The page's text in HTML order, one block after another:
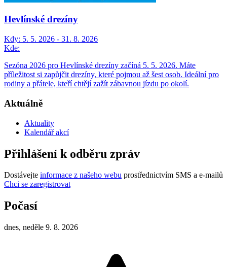
Hevlínské drezíny
Kdy: 5. 5. 2026 - 31. 8. 2026
Kde:
Sezóna 2026 pro Hevlínské drezíny začíná 5. 5. 2026. Máte
příležitost si zapůjčit drezíny, které pojmou až šest osob. Ideální pro
rodiny a přátele, kteří chtějí zažít zábavnou jízdu po okolí.
Aktuálně
Aktuality
Kalendář akcí
Přihlášení k odběru zpráv
Dostávejte informace z našeho webu prostřednictvím SMS a e-mailů
Chci se zaregistrovat
Počasí
dnes, neděle 9. 8. 2026